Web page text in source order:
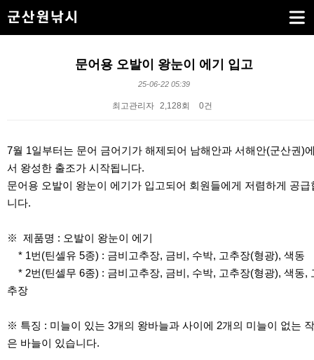
문어용 오발이 왕눈이 에기 입고
25-06-22 05:39
최고관리자 2,128회 0건
7월 1일부터는 문어 금어기가 해제되어 남해안과 서해안(군산권)
서 왕성한 출조가 시작됩니다.
문어용 오발이 왕눈이 에기가 입고되어 회원들에게 저렴하게 공급
니다.
※ 제품명 : 오발이 왕눈이 에기
* 1번(틴셀유 5종) : 금비고추장, 금비, 수박, 고추장(형광), 색동
* 2번(틴셀무 6종) : 금비고추장, 금비, 수박, 고추장(형광), 색동,
추장
※ 특징 : 미늘이 있는 3개의 왕바늘과 사이에 2개의 미늘이 없는 작
은 바늘이 있습니다.